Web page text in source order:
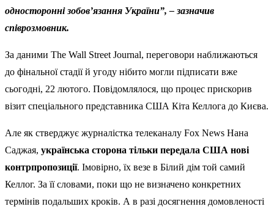
односторонні зобов’язання України”, – зазначив
співрозмовник.
За даними The Wall Street Journal, переговори наближаються
до фінальної стадії й угоду нібито могли підписати вже
сьогодні, 22 лютого. Повідомлялося, що процес прискорив
візит спеціального представника США Кіта Келлога до Києва.
Але як стверджує журналістка телеканалу Fox News Нана
Саджая, українська сторона тільки передала США нові
контрпропозиції. Імовірно, їх везе в Білий дім той самий
Келлог. За її словами, поки що не визначено конкретних
термінів подальших кроків. А в разі досягнення домовленості